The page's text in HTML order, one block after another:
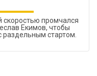
скоростью промчался
Екимов, чтобы
раздельным стартом.